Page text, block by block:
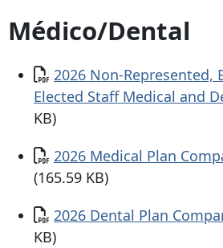
Médico/Dental
Documento
2026 Non-Represented,
Elected Staff Medical and
KB)
Documento
2026 Medical Plan
(165.59 KB)
Documento
2026 Dental Plan
KB)